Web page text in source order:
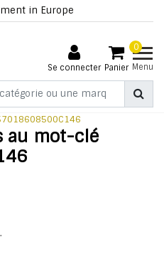
in Europe
Se connecter
0
Panier Menu
au mot-clé